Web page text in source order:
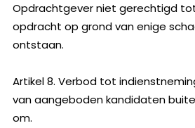
Opdrachtgever niet gerechtigd
opdracht op grond van enige
ontstaan.
Artikel 8. Verbod tot
van aangeboden kandidaten
om.